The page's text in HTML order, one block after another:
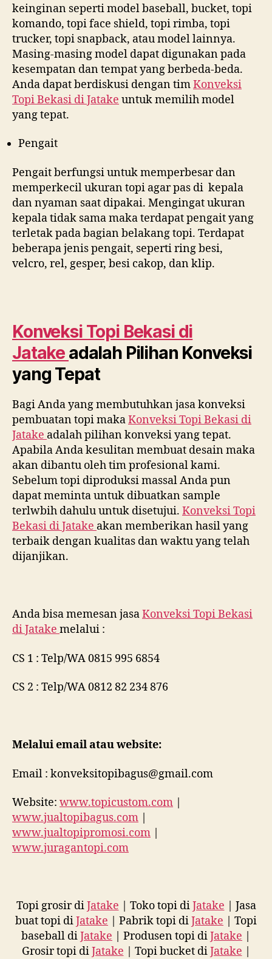
keinginan seperti model baseball, bucket, topi
komando, topi face shield, topi rimba, topi
trucker, topi snapback, atau model lainnya.
Masing-masing model dapat digunakan pada
kesempatan dan tempat yang berbeda-beda.
Anda dapat berdiskusi dengan timKonveksi
Topi Bekasi diJatake untuk memilih model
yang tepat.
Pengait
Pengait berfungsi untuk memperbesar dan
memperkecil ukuran topi agar pas di kepala
dan nyaman saat dipakai. Mengingat ukuran
kepala tidak sama maka terdapat pengait yang
terletak pada bagian belakang topi. Terdapat
beberapa jenis pengait, seperti ring besi,
velcro, rel, gesper, besi cakop, dan klip.
Konveksi Topi Bekasi di
Jatake adalah Pilihan Konveksi
yang Tepat
Bagi Anda yang membutuhkan jasa konveksi
pembuatan topi makaKonveksi Topi Bekasi di
Jatake adalah pilihan konveksi yang tepat.
Apabila Anda kesulitan membuat desain maka
akan dibantu oleh tim profesional kami.
Sebelum topi diproduksi massal Anda pun
dapat meminta untuk dibuatkan sample
terlwbih dahulu untuk disetujui. Konveksi Topi
Bekasi diJatake akan memberikan hasil yang
terbaik dengan kualitas dan waktu yang telah
dijanjikan.
Anda bisa memesan jasaKonveksi Topi Bekasi
diJatake melalui :
CS 1 : Telp/WA 0815 995 6854
CS 2 : Telp/WA 0812 82 234 876
Melalui email atau website:
Email : konveksitopibagus@gmail.com
Website: www.topicustom.com
www.jualtopibagus.com
www.jualtopipromosi.com
www.juragantopi.com
Topi grosir diJatake | Toko topi diJatake | Jasa
buat topi diJatake | Pabrik topi diJatake | Topi
baseball diJatake | Produsen topi diJatake
Grosir topi diJatake | Topi bucket diJatake